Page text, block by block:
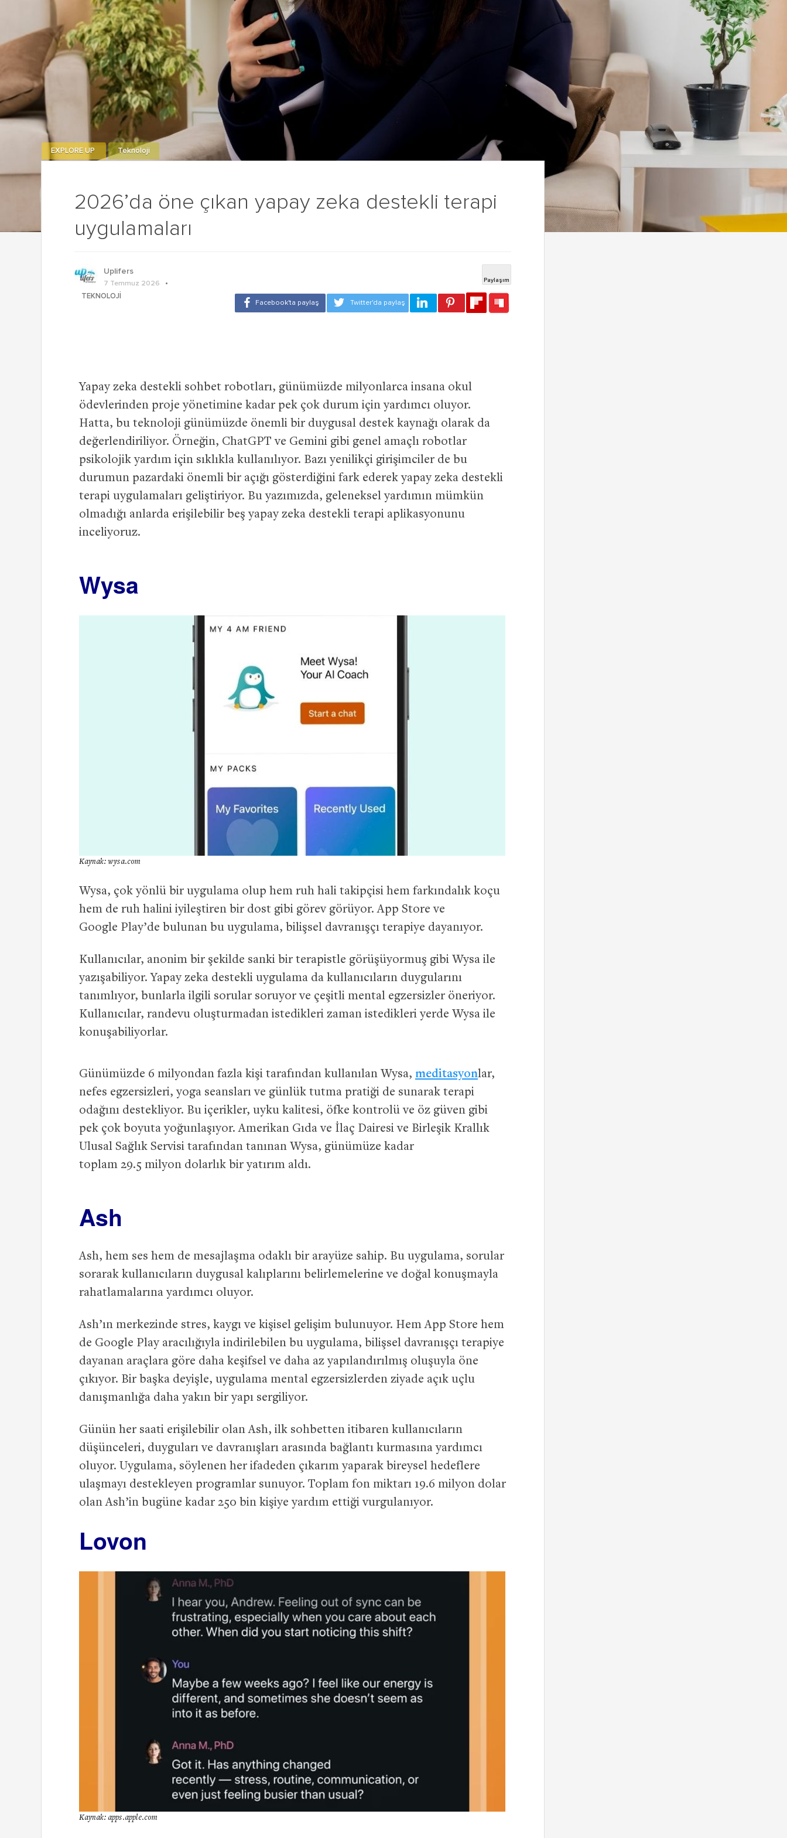
2026’da öne çıkan yapay zeka destekli terapi
uygulamaları
EXPLORE UP Teknoloji
Uplifers
7 Temmuz 2026
TEKNOLOJI
Yapay zeka destekli sohbet robotları, günümüzde milyonlarca insana okul
ödevlerinden proje yönetimine kadar pek çok durum için yardımcı oluyor.
Hatta, bu teknoloji günümüzde önemli bir duygusal destek kaynağı olarak da
değerlendiriliyor. Örneğin, ChatGPT ve Gemini gibi genel amaçlı robotlar
psikolojik yardım için sıklıkla kullanılıyor. Bazı yenilikçi girişimciler de bu
durumun pazardaki önemli bir açığı gösterdiğini fark ederek yapay zeka destekli
terapi uygulamaları geliştiriyor. Bu yazımızda, geleneksel yardımın mümkün
olmadığı anlarda erişilebilir beş yapay zeka destekli terapi aplikasyonunu
inceliyoruz.
Wysa
Kaynak: wysa.com
Wysa, çok yönlü bir uygulama olup hem ruh hali takipçisi hem farkındalık koçu
hem de ruh halini iyileştiren bir dost gibi görev görüyor. App Store ve
Google Play’de bulunan bu uygulama, bilişsel davranışçı terapiye dayanıyor.
Kullanıcılar, anonim bir şekilde sanki bir terapistle görüşüyormuş gibi Wysa ile
yazışabiliyor. Yapay zeka destekli uygulama da kullanıcıların duygularını
tanımlıyor, bunlarla ilgili sorular soruyor ve çeşitli mental egzersizler öneriyor.
Kullanıcılar, randevu oluşturmadan istedikleri zaman istedikleri yerde Wysa ile
konuşabiliyorlar.
Günümüzde 6 milyondan fazla kişi tarafından kullanılan Wysa, meditasyonlar,
nefes egzersizleri, yoga seansları ve günlük tutma pratiği de sunarak terapi
odağını destekliyor. Bu içerikler, uyku kalitesi, öfke kontrolü ve öz güven gibi
pek çok boyuta yoğunlaşıyor. Amerikan Gıda ve İlaç Dairesi ve Birleşik Krallık
Ulusal Sağlık Servisi tarafından tanınan Wysa, günümüze kadar
toplam 29.5 milyon dolarlık bir yatırım aldı.
Ash
Ash, hem ses hem de mesajlaşma odaklı bir arayüze sahip. Bu uygulama, sorular
sorarak kullanıcıların duygusal kalıplarını belirlemelerine ve doğal konuşmayla
rahatlamalarına yardımcı oluyor.
Ash’ın merkezinde stres, kaygı ve kişisel gelişim bulunuyor. Hem App Store hem
de Google Play aracılığıyla indirilebilen bu uygulama, bilişsel davranışçı terapiye
dayanan araçlara göre daha keşifsel ve daha az yapılandırılmış oluşuyla öne
çıkıyor. Bir başka deyişle, uygulama mental egzersizlerden ziyade açık uçlu
danışmanlığa daha yakın bir yapı sergiliyor.
Günün her saati erişilebilir olan Ash, ilk sohbetten itibaren kullanıcıların
düşünceleri, duyguları ve davranışları arasında bağlantı kurmasına yardımcı
oluyor. Uygulama, söylenen her ifadeden çıkarım yaparak bireysel hedeflere
ulaşmayı destekleyen programlar sunuyor. Toplam fon miktarı 19.6 milyon dolar
olan Ash’in bugüne kadar 250 bin kişiye yardım ettiği vurgulanıyor.
Lovon
Kaynak: apps.apple.com